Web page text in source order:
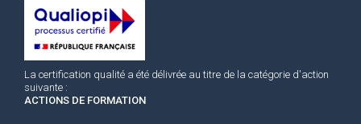
La certification qualité a été délivrée au titre de la catégorie d'action
suivante :
ACTIONS DE FORMATION